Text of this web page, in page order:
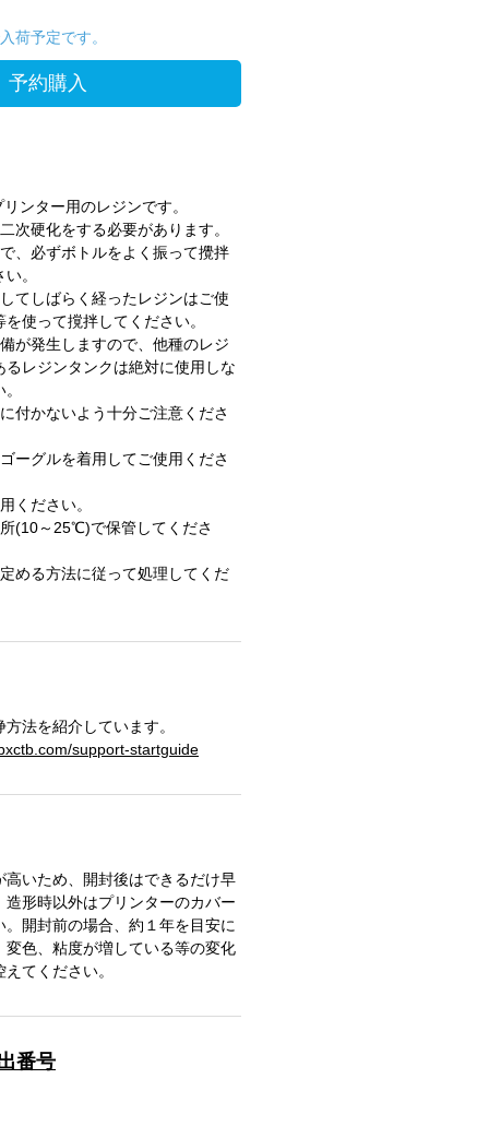
荷予定です。
予約購入
ンター用のレジンです。
次硬化をする必要があります。
、必ずボトルをよく振って攪拌
。
てしばらく経ったレジンはご使
使って撹拌してください。
が発生しますので、他種のレジ
レジンタンクは絶対に使用しな
付かないよう十分ご注意くださ
ーグルを着用してご使用くださ
ください。
(10～25℃)で保管してくださ
める方法に従って処理してくだ
法を紹介しています。
support-startguide
高いため、開封後はできるだけ早
形時以外はプリンターのカバー
開封前の場合、約１年を目安に
変色、粘度が増している等の変化
てください。
番号